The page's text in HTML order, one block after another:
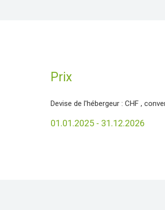
Prix
Devise de l'hébergeur : CHF ,
01.01.2025 - 31.12.2026